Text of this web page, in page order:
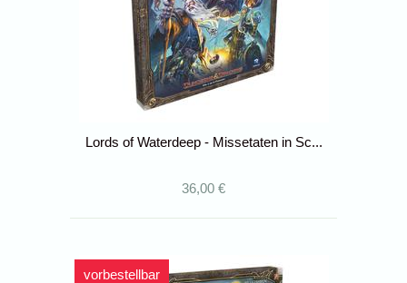
Lords of Waterdeep - Missetaten in Sc...
36,00 €
vorbestellbar